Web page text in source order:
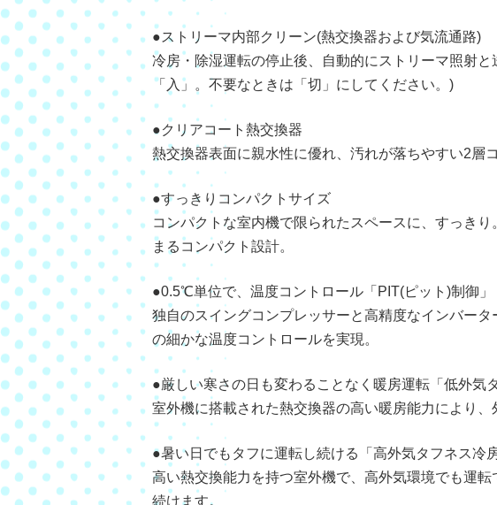
●ストリーマ内部クリーン(熱交換器および気流通路)
冷房・除湿運転の停止後、自動的にストリーマ照射
「入」。不要なときは「切」にしてください。)
●クリアコート熱交換器
熱交換器表面に親水性に優れ、汚れが落ちやすい2層
●すっきりコンパクトサイズ
コンパクトな室内機で限られたスペースに、すっき
まるコンパクト設計。
●0.5℃単位で、温度コントロール「PIT(ピット)制御」
独自のスイングコンプレッサーと高精度なインバー
の細かな温度コントロールを実現。
●厳しい寒さの日も変わることなく暖房運転「低外気
室外機に搭載された熱交換器の高い暖房能力により
●暑い日でもタフに運転し続ける「高外気タフネス冷
高い熱交換能力を持つ室外機で、高外気環境でも運
続けます。